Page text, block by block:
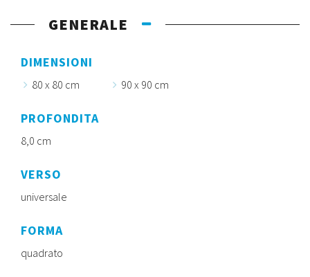
GENERALE
DIMENSIONI
80 x 80 cm 90 x 90 cm
PROFONDITA
8,0 cm
VERSO
universale
FORMA
quadrato